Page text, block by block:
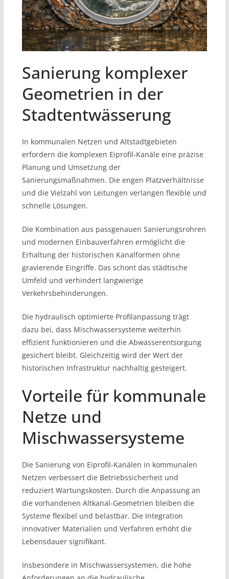
Sanierung komplexer
Geometrien in der
Stadtentwässerung
In kommunalen Netzen und Altstadtgebieten
erfordern die komplexen Eiprofil-Kanäle eine präzise
Planung und Umsetzung der
Sanierungsmaßnahmen. Die engen Platzverhältnisse
und die Vielzahl von Leitungen verlangen flexible und
schnelle Lösungen.
Die Kombination aus passgenauen Sanierungsrohren
und modernen Einbauverfahren ermöglicht die
Erhaltung der historischen Kanalformen ohne
gravierende Eingriffe. Das schont das städtische
Umfeld und verhindert langwierige
Verkehrsbehinderungen.
Die hydraulisch optimierte Profilanpassung trägt
dazu bei, dass Mischwassersysteme weiterhin
effizient funktionieren und die Abwasserentsorgung
gesichert bleibt. Gleichzeitig wird der Wert der
historischen Infrastruktur nachhaltig gesteigert.
Vorteile für kommunale
Netze und
Mischwassersysteme
Die Sanierung von Eiprofil-Kanälen in kommunalen
Netzen verbessert die Betriebssicherheit und
reduziert Wartungskosten. Durch die Anpassung an
die vorhandenen Altkanal-Geometrien bleiben die
Systeme flexibel und belastbar. Die Integration
innovativer Materialien und Verfahren erhöht die
Lebensdauer signifikant.
Insbesondere in Mischwassersystemen, die hohe